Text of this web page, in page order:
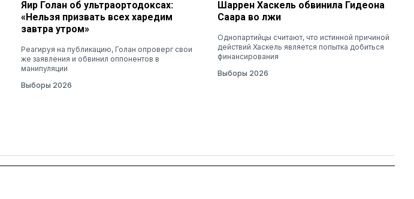
Яир Голан об ультраортодоксах:
«Нельзя призвать всех харедим
завтра утром»
Реагируя на публикацию, Голан опроверг свои
же заявления и обвинил оппонентов в
манипуляции
Выборы 2026
Шаррен Хаскель обвинила Гидеона
Саара во лжи
Однопартийцы считают, что истинной причиной
действий Хаскель является попытка добиться
финансирования
Выборы 2026